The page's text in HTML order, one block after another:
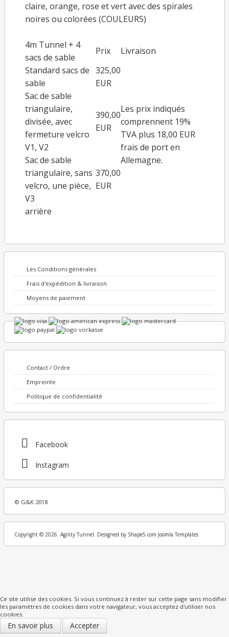
claire, orange, rose et vert avec des spirales
noires ou colorées (COULEURS)
4m Tunnel + 4
sacs de sable
Prix
Livraison
Standard sacs de
sable
325,00
EUR
Les prix indiqués
comprennent 19%
TVA plus 18,00 EUR
frais de port en
Allemagne.
Sac de sable
triangulaire,
divisée, avec
fermeture velcro
V1, V2
390,00
EUR
Sac de sable
triangulaire, sans
velcro, une pièce,
V3
370,00
EUR
arrière
Les Conditions générales
Frais d'expédition & livraison
Moyens de paiement
Contact / Ordre
Empreinte
Politique de confidentialité
Facebook
Instagram
© G&K 2018
Copyright © 2026. Agility Tunnel. Designed by Shape5.com Joomla Templates
Ce site utilise des cookies. Si vous continuez à rester sur cette page sans modifier
les paramètres de cookies dans votre navigateur, vous acceptez d'utiliser nos
cookies.
En savoir plus Accepter